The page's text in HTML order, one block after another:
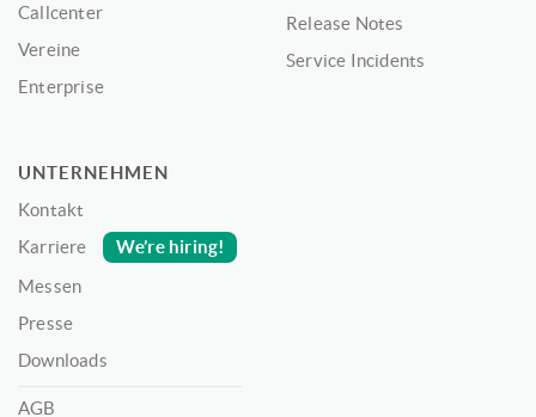
Callcenter
Vereine
Enterprise
Release Notes
Service Incidents
UNTERNEHMEN
Kontakt
Karriere
We’re hiring!
Messen
Presse
Downloads
AGB